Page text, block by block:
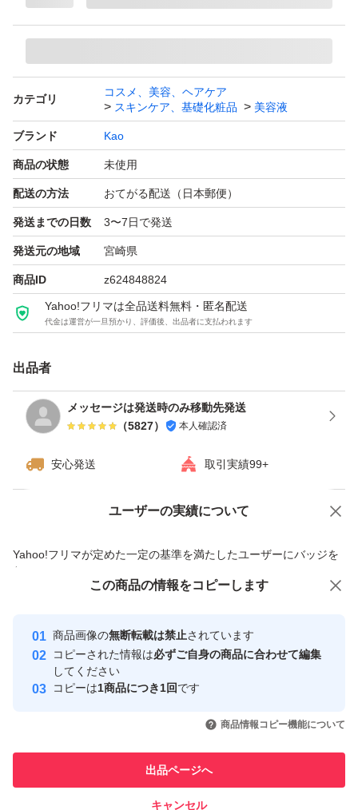
カテゴリ
コスメ、美容、ヘアケア
スキンケア、基礎化粧品
美容液
ブランド Kao
商品の状態 未使用
配送の方法 おてがる配送（日本郵便）
発送までの日数 3〜7日で発送
発送元の地域 宮崎県
商品ID z624848824
Yahoo!フリマは全品送料無料・匿名配送
代金は運営が一旦預かり、評価後、出品者に支払われます
出品者
メッセージは発送時のみ移動先発送
（5827） 本人確認済
安心発送 取引実績99+
ユーザーの実績について
Yahoo!フリマが定めた一定の基準を満たしたユーザーにバッジを
付与しています
安心取引出品者
心・安全なユーザーです
取引実績
引を完了させた実績があります
での取引実績があります
価格の相談 商品への質問
この商品の情報をコピーします
商品画像の無断転載は禁止されています
コピーされた情報は必ずご自身の商品に合わせて編集
してください
コピーは1商品につき1回です
商品情報コピー機能について
出品ページへ
キャンセル
この商品をみている人にオススメ